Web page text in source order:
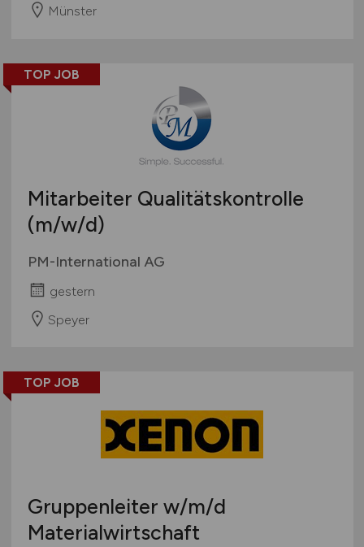
Münster
TOP JOB
Mitarbeiter Qualitätskontrolle
(m/w/d)
PM-International AG
gestern
Speyer
TOP JOB
Gruppenleiter w/m/d
Materialwirtschaft